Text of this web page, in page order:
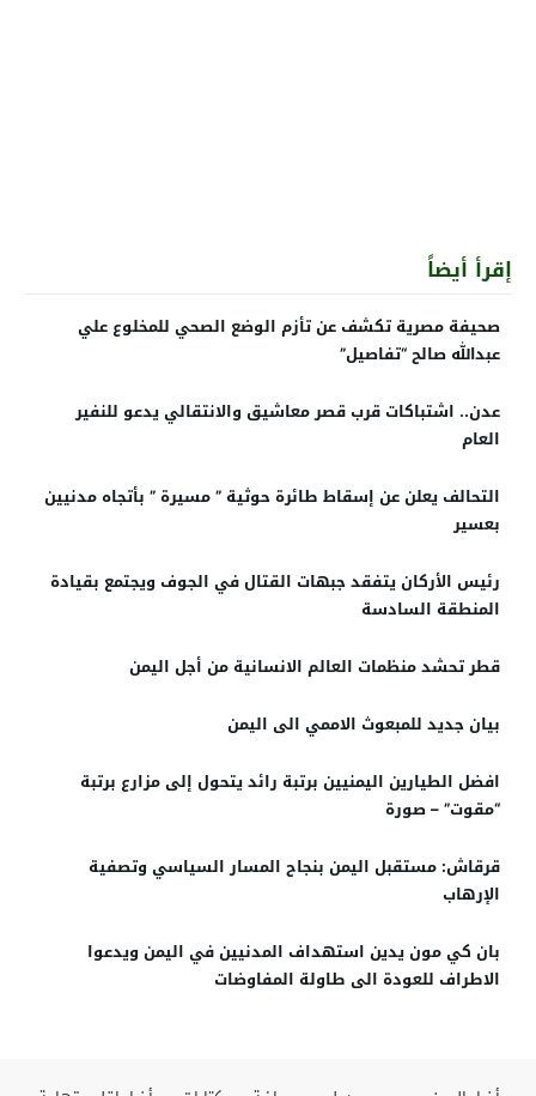
إقرأ أيضاً
صحيفة مصرية تكشف عن تأزم الوضع الصحي للمخلوع علي
عبدالله صالح “تفاصيل”
عدن.. اشتباكات قرب قصر معاشيق والانتقالي يدعو للنفير
العام
التحالف يعلن عن إسقاط طائرة حوثية ” مسيرة ” بأتجاه مدنيين
بعسير
رئيس الأركان يتفقد جبهات القتال في الجوف ويجتمع بقيادة
المنطقة السادسة
قطر تحشد منظمات العالم الانسانية من أجل اليمن
بيان جديد للمبعوث الاممي الى اليمن
افضل الطيارين اليمنيين برتبة رائد يتحول إلى مزارع برتبة
“مقوت” – صورة
قرقاش: مستقبل اليمن بنجاح المسار السياسي وتصفية
الإرهاب
بان كي مون يدين استهداف المدنيين في اليمن ويدعوا
الاطراف للعودة الى طاولة المفاوضات